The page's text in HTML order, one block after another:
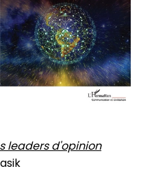
leaders d'opinion